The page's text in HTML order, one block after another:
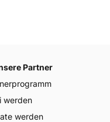
Partner
werden
werden